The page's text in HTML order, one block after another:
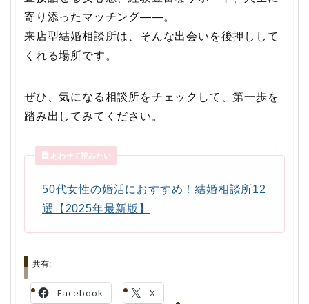
寄り添ったマッチング――。
来店型結婚相談所は、そんな出会いを後押しして
くれる場所です。
ぜひ、気になる相談所をチェックして、第一歩を
踏み出してみてください。
あわせて読みたい
50代女性の婚活におすすめ！結婚相談所12
選【2025年最新版】
共有:
Facebook X